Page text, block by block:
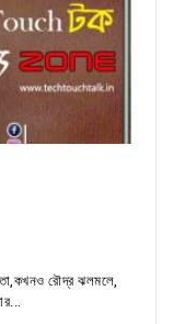
রৌদ্র ঝলমলে,